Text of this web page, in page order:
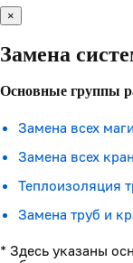
×
Замена
Основные группы
Замена всех
Замена всех
Теплоизоляция
Замена труб и
* Здесь указаны